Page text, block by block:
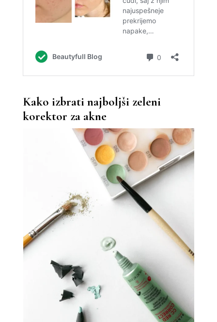
Kako izbrati najboljši zeleni
korektor za akne